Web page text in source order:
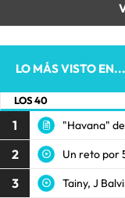
LO MÁS VISTO EN...
LOS 40
1 "Havana"
2 Un reto por
3 Tainy, J